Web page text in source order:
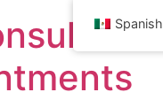
Spanish